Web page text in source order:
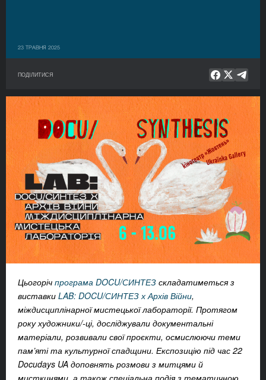
23 ТРАВНЯ 2025
ПОДІЛИТИСЯ
Цьогоріч програма DOCU/СИНТЕЗ складатиметься з
виставки LAB: DOCU/СИНТЕЗ х Архів Війни,
міждисциплінарної мистецької лабораторії. Протягом
року художники/-ці, досліджували документальні
матеріали, розвивали свої проєкти, осмислюючи теми
пам’яті та культурної спадщини. Експозицію під час 22
Docudays UA доповнять розмови з митцями й